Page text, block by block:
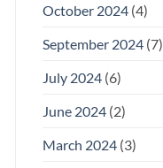
October 2024(4)
September 2024(7)
July 2024(6)
June 2024(2)
March 2024(3)